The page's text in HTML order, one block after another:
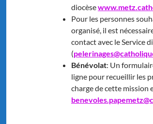
diocèse
Pour les personnes
organisé, il est
contact avec le Service
(
Bénévolat: Un
ligne pour recueillir les
charge de cette mission